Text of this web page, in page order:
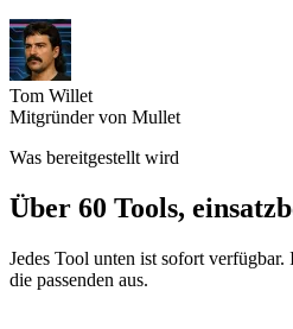
Tom Willet
Mitgründer von Mullet
Was bereitgestellt wird
Über 60 Tools,
Jedes Tool unten ist sofort
die passenden aus.